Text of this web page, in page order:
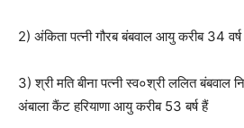
2) अंकिता पत्नी गौरब बंबवाल आयु करीब 34 वर्ष
3) श्री मति बीना पत्नी स्व०श्री ललित बंबवाल
अंबाला कैंट हरियाणा आयु करीब 53 बर्ष हैं